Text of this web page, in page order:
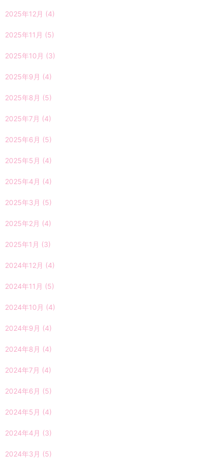
2025年12月 (4)
2025年11月 (5)
2025年10月 (3)
2025年9月 (4)
2025年8月 (5)
2025年7月 (4)
2025年6月 (5)
2025年5月 (4)
2025年4月 (4)
2025年3月 (5)
2025年2月 (4)
2025年1月 (3)
2024年12月 (4)
2024年11月 (5)
2024年10月 (4)
2024年9月 (4)
2024年8月 (4)
2024年7月 (4)
2024年6月 (5)
2024年5月 (4)
2024年4月 (3)
2024年3月 (5)